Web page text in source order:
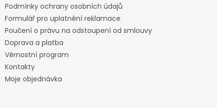
Podmínky ochrany osobních údajů
Formulář pro uplatnění reklamace
Poučení o právu na odstoupení od smlouvy
Doprava a platba
Věrnostní program
Kontakty
Moje objednávka